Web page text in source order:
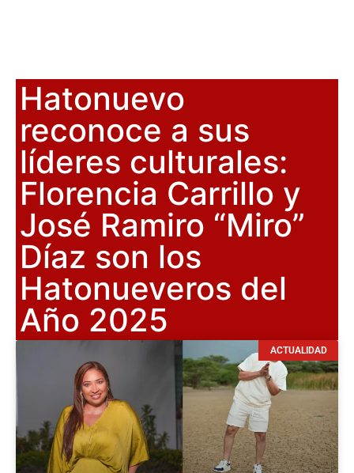
Hatonuevo
reconoce a sus
líderes culturales:
Florencia Carrillo y
José Ramiro “Miro”
Díaz son los
Hatonueveros del
Año 2025
ACTUALIDAD